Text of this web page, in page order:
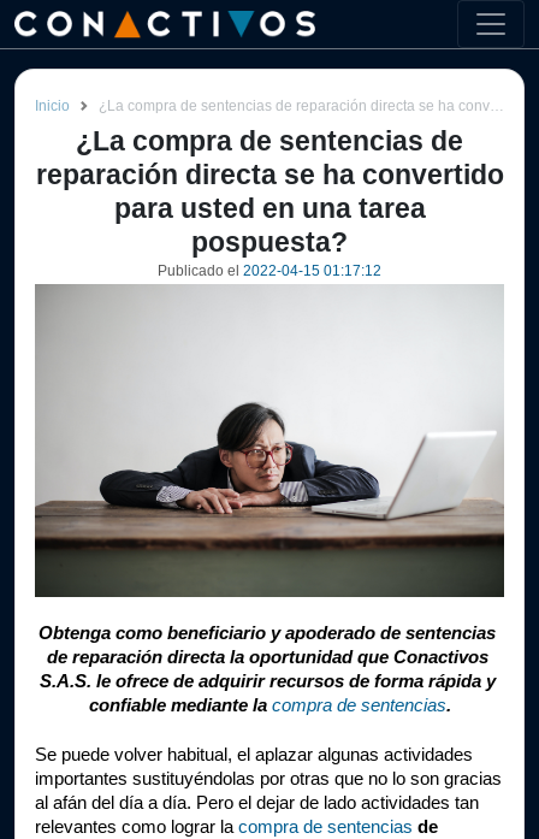
Inicio ¿La compra de sentencias de reparación directa se ha convertido para usted en una tarea pospuesta?
¿La compra de sentencias de
reparación directa se ha convertido
para usted en una tarea
pospuesta?
Publicado el 2022-04-15 01:17:12
Obtenga como beneficiario y apoderado de sentencias
de reparación directa la oportunidad que Conactivos
S.A.S. le ofrece de adquirir recursos de forma rápida y
confiable mediante la compra de sentencias.
Se puede volver habitual, el aplazar algunas actividades
importantes sustituyéndolas por otras que no lo son gracias
al afán del día a día. Pero el dejar de lado actividades tan
relevantes como lograr la compra de sentencias de